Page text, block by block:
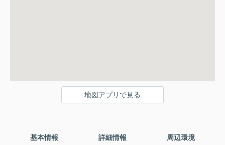
地図アプリで見る
基本情報 詳細情報 周辺環境